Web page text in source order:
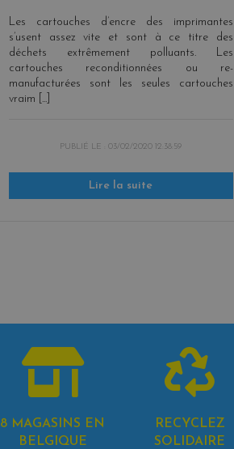
Les cartouches d’encre des imprimantes
s’usent assez vite et sont à ce titre des
déchets extrêmement polluants. Les
cartouches reconditionnées ou re-
manufacturées sont les seules cartouches
vraim [...]
PUBLIÉ LE :03/02/2020 12:38:59
Lire la suite
8 MAGASINS EN
BELGIQUE
RECYCLEZ
SOLIDAIRE